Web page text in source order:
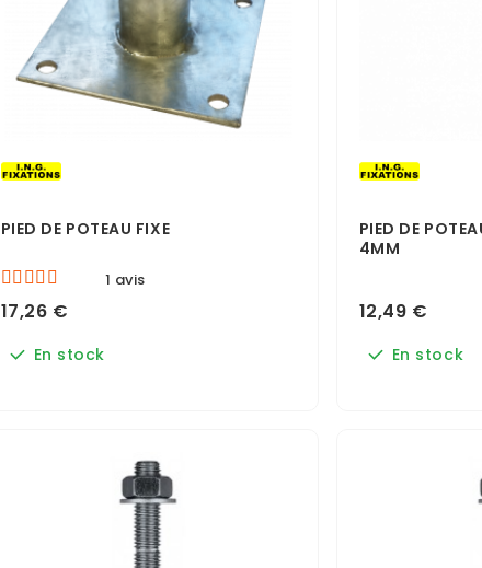
PIED DE POTEAU FIXE
1 avis
17,26 €
En stock
PIED DE
4MM
12,49 €
En stock